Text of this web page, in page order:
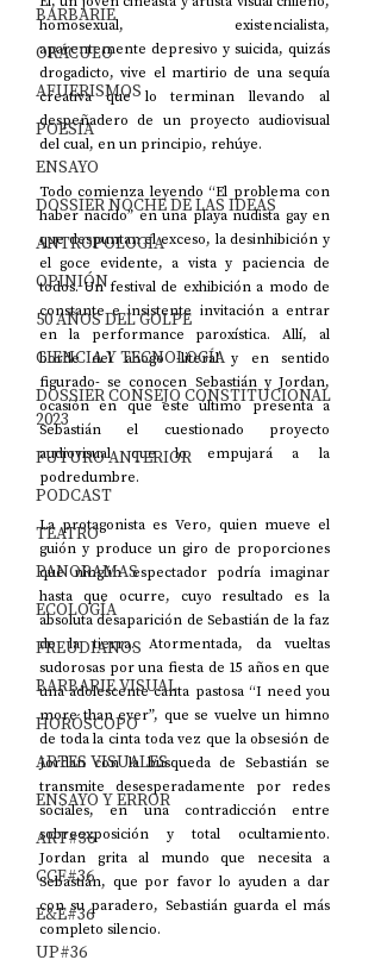
BARBARIE
ORÁCULO
AFUERISMOS
POESÍA
ENSAYO
DOSSIER NOCHE DE LAS IDEAS
ANTROPOLOGÍA
OPINIÓN
50 AÑOS DEL GOLPE
CIENCIA Y TECNOLOGÍA
DOSSIER CONSEJO CONSTITUCIONAL
2023
FUTURO ANTERIOR
PODCAST
TEATRO
PANORAMAS
ECOLOGÍA
FREUDIANOS
BARBARIE VISUAL
HORÓSCOPO
ARTES VISUALES
ENSAYO Y ERROR
ART#36
CCF#36
E&E#36
UP#36
homosexual, existencialista,
aparentemente depresivo y suicida, quizás
drogadicto, vive el martirio de una sequía
creativa que lo terminan llevando al
despeñadero de un proyecto audiovisual
del cual, en un principio, rehúye.
Todo comienza leyendo “El problema con
haber nacido” en una playa nudista gay en
que despuntan el exceso, la desinhibición y
el goce evidente, a vista y paciencia de
todos. Un festival de exhibición a modo de
constante e insistente invitación a entrar
en la performance paroxística. Allí, al
borde del ahogo -literal y en sentido
figurado- se conocen Sebastián y Jordan,
ocasión en que este último presenta a
Sebastián el cuestionado proyecto
audiovisual que lo empujará a la
podredumbre.
La protagonista es Vero, quien mueve el
guión y produce un giro de proporciones
que ningún espectador podría imaginar
hasta que ocurre, cuyo resultado es la
absoluta desaparición de Sebastián de la faz
de la tierra. Atormentada, da vueltas
sudorosas por una fiesta de 15 años en que
una adolescente canta pastosa “I need you
more than ever”, que se vuelve un himno
de toda la cinta toda vez que la obsesión de
Jordan con la búsqueda de Sebastián se
transmite desesperadamente por redes
sociales, en una contradicción entre
sobreexposición y total ocultamiento.
Jordan grita al mundo que necesita a
Sebastián, que por favor lo ayuden a dar
con su paradero, Sebastián guarda el más
completo silencio.